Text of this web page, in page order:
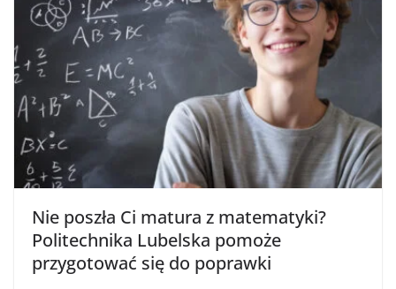
Nie poszła Ci matura z matematyki?
Politechnika Lubelska pomoże
przygotować się do poprawki